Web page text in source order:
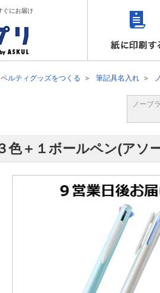
ぐにお届け
ルティグッズをつくる 筆記具名入れ
ノーブ
色＋１ボールペン(ア